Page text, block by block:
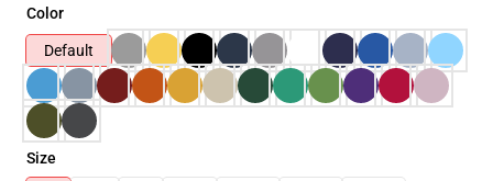
Color
Default
Size